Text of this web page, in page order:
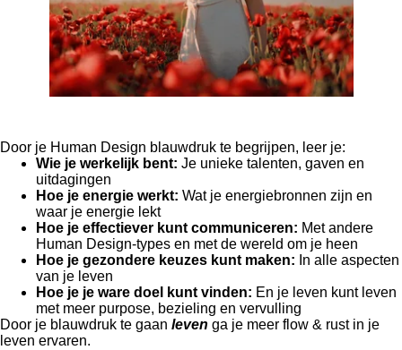
Door je Human Design blauwdruk te begrijpen, leer je:
Wie je werkelijk bent: Je unieke talenten, gaven en
uitdagingen
Hoe je energie werkt: Wat je energiebronnen zijn en
waar je energie lekt
Hoe je effectiever kunt communiceren: Met andere
Human Design-types en met de wereld om je heen
Hoe je gezondere keuzes kunt maken: In alle aspecten
van je leven
Hoe je je ware doel kunt vinden: En je leven kunt leven
met meer purpose, bezieling en vervulling
Door je blauwdruk te gaan leven ga je meer flow & rust in je
leven ervaren.